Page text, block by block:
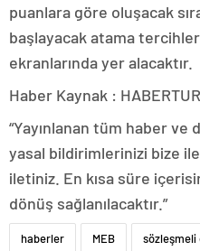
puanlara göre oluşacak
başlayacak atama
ekranlarında yer alacaktır.
Haber Kaynak :
“Yayınlanan tüm haber
yasal bildirimlerinizi bize
iletiniz. En kısa süre
dönüş sağlanılacaktır.”
haberler MEB